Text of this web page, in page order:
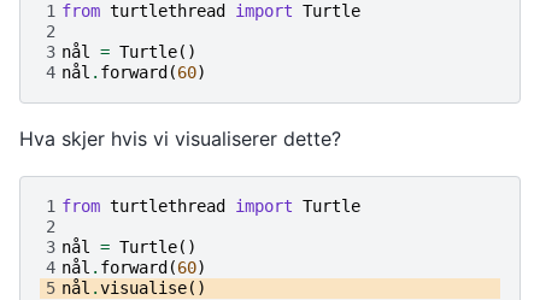
1 from turtlethread import Turtle
2
3 nål = Turtle()
4 nål . forward (60)
Hva skjer hvis vi visualiserer dette?
1 from turtlethread import Turtle
2
3 nål = Turtle()
4 nål . forward (60)
5 nål .visualise()